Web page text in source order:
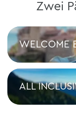
Zwei
WELCOME
WELCOME
ALL
ALL